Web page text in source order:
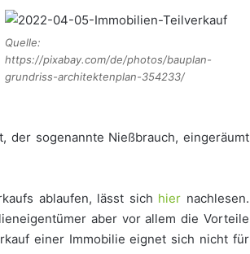
Quelle:
https://pixabay.com/de/photos/bauplan-
grundriss-architektenplan-354233/
der sogenannte Nießbrauch, eingeräumt
ablaufen, lässt sich hier nachlesen.
aber vor allem die Vorteile
einer Immobilie eignet sich nicht für